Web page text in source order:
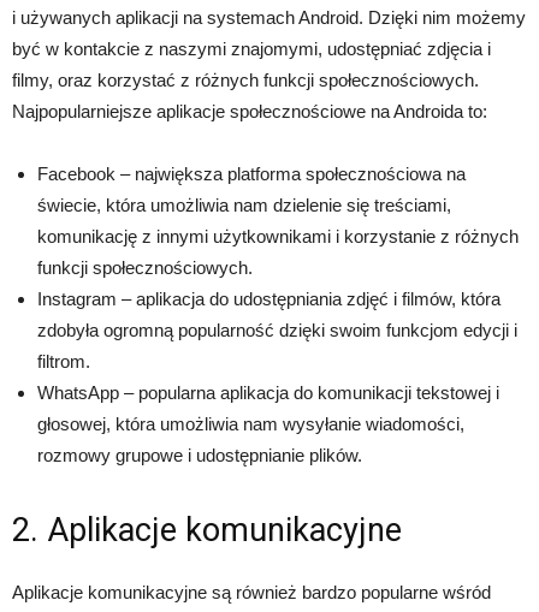
i używanych aplikacji na systemach Android. Dzięki nim możemy
być w kontakcie z naszymi znajomymi, udostępniać zdjęcia i
filmy, oraz korzystać z różnych funkcji społecznościowych.
Najpopularniejsze aplikacje społecznościowe na Androida to:
Facebook – największa platforma społecznościowa na
świecie, która umożliwia nam dzielenie się treściami,
komunikację z innymi użytkownikami i korzystanie z różnych
funkcji społecznościowych.
Instagram – aplikacja do udostępniania zdjęć i filmów, która
zdobyła ogromną popularność dzięki swoim funkcjom edycji i
filtrom.
WhatsApp – popularna aplikacja do komunikacji tekstowej i
głosowej, która umożliwia nam wysyłanie wiadomości,
rozmowy grupowe i udostępnianie plików.
2. Aplikacje komunikacyjne
Aplikacje komunikacyjne są również bardzo popularne wśród